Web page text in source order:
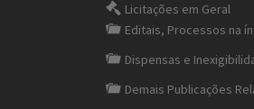
Licitações em Geral
Editais, Processos na
Dispensas e
Demais Publicações